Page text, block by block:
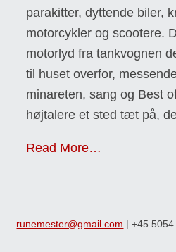
parakitter, dyttende biler,
motorcykler og scootere.
motorlyd fra tankvognen
til huset overfor,
minareten, sang og Best
højtalere et sted tæt på,
Read More…
runemester@gmail.com | +45 5054